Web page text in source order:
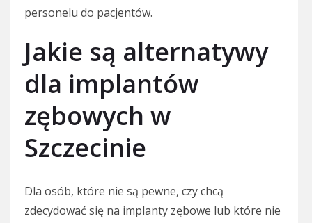
personelu do pacjentów.
Jakie są alternatywy
dla implantów
zębowych w
Szczecinie
Dla osób, które nie są pewne, czy chcą
zdecydować się na implanty zębowe lub które nie